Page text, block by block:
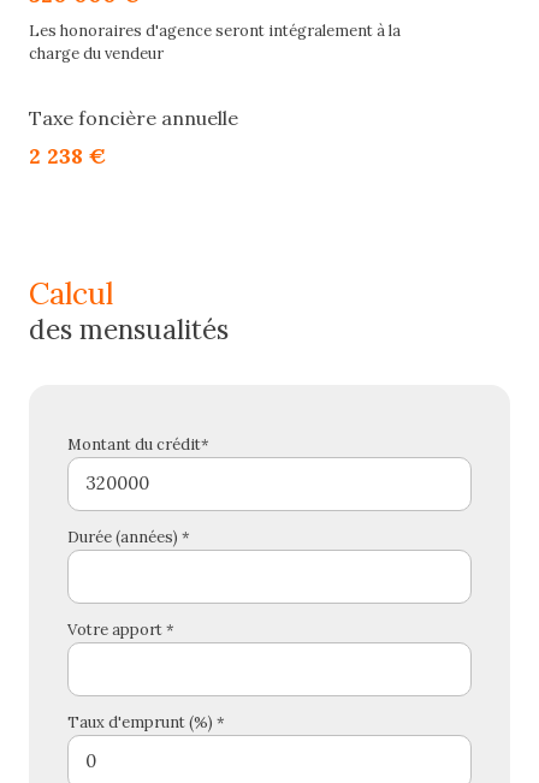
Les honoraires d'agence seront intégralement à la
charge du vendeur
Taxe foncière annuelle
2 238 €
calcul
des mensualités
Montant du crédit*
Durée (années) *
Votre apport *
Taux d'emprunt (%) *